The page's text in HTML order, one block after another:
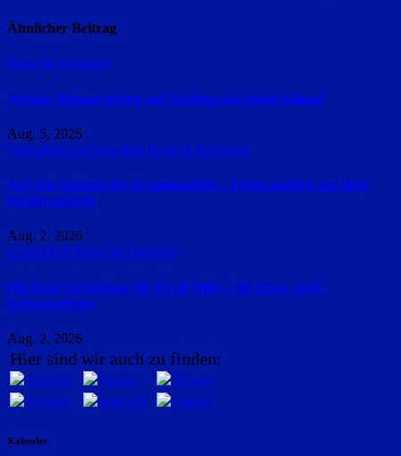
Ähnlicher Beitrag
Reise & Erholung
Welche Monate bieten auf Madeira das beste Klima?
Aug. 5, 2026
Niederbayern Oberpfalz Reise & Erholung
Auf den Spuren des Krummsäbels – Fernwandern auf dem
Pandurensteig
Aug. 2, 2026
Gesundheit Reise & Erholung
Die beste Grundlage für Erste Hilfe – die Haus- und
Reiseapotheke
Aug. 2, 2026
Hier sind wir auch zu finden:
Kalender